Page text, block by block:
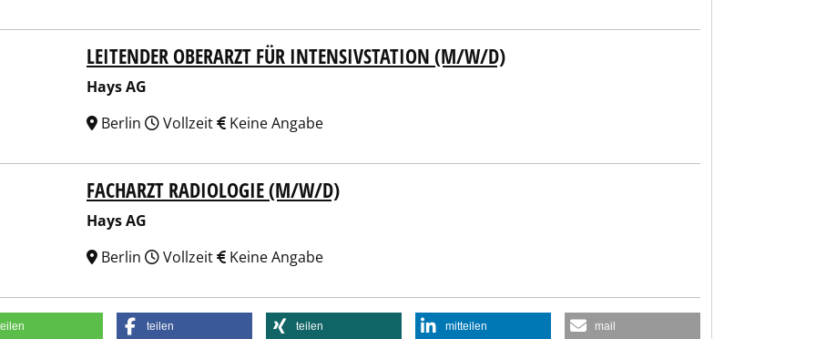
LEITENDER OBERARZT FÜR INTENSIVSTATION (M/W/D)
Hays AG
Berlin
Vollzeit Keine Angabe
FACHARZT RADIOLOGIE (M/W/D)
Hays AG
Berlin
Vollzeit Keine Angabe
teilen teilen mitteilen mail